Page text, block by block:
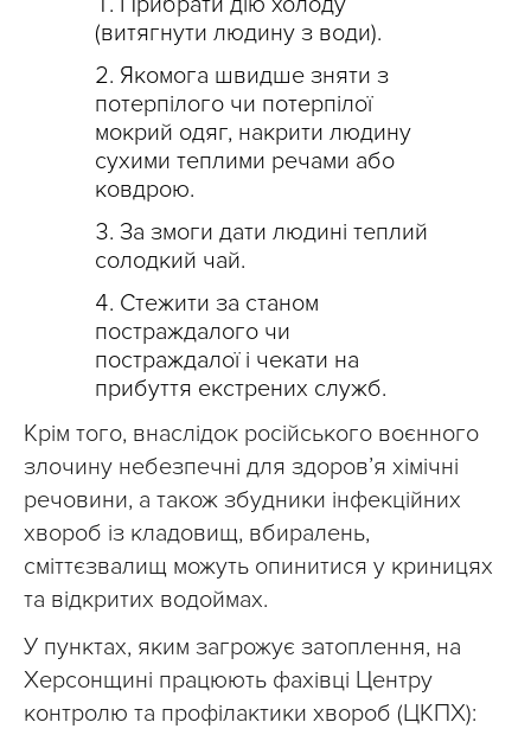
(витягнути людину з води).
Якомога швидше зняти з
потерпілого чи потерпілої
мокрий одяг, накрити людину
сухими теплими речами або
ковдрою.
За змоги дати людині теплий
солодкий чай.
Стежити за станом
постраждалого чи
постраждалої і чекати на
прибуття екстрених служб.
Крім того, внаслідок російського воєнного
злочину небезпечні для здоров’я хімічні
речовини, а також збудники інфекційних
хвороб із кладовищ, вбиралень,
сміттєзвалищ можуть опинитися у криницях
та відкритих водоймах.
У пунктах, яким загрожує затоплення, на
Херсонщині працюють фахівці Центру
контролю та профілактики хвороб (ЦКПХ):